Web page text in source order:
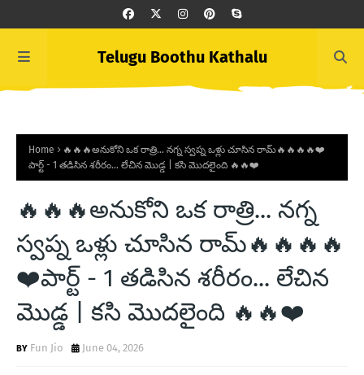
Telugu Boothu Kathalu
Home
🔥🔥🔥అనుకోని ఒక రాత్రి... నగ్న స్వప్న ఒళ్లు చూసిన రామ్🔥🔥🔥🔥❤️
పార్ట్ - 1 తడిసిన శరీరం... లేచిన మొడ్డ | కసి మొదలైంది 🔥🔥❤️
🔥🔥🔥అనుకోని ఒక రాత్రి... నగ్న
స్వప్న ఒళ్లు చూసిన రామ్🔥🔥🔥🔥
❤️పార్ట్ - 1 తడిసిన శరీరం... లేచిన
మొడ్డ | కసి మొదలైంది 🔥🔥❤️
Fun Jio June 04, 2026